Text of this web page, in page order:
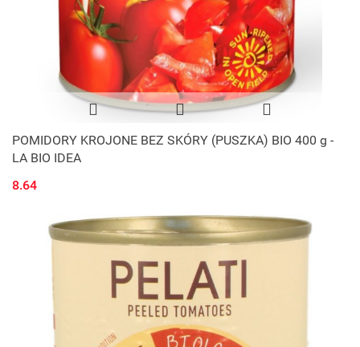
POMIDORY KROJONE BEZ SKÓRY (PUSZKA) BIO 400 g -
LA BIO IDEA
8.64